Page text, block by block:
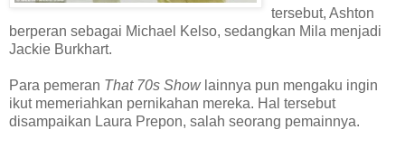
tersebut, Ashton
berperan sebagai Michael Kelso, sedangkan Mila menjadi
Jackie Burkhart.
Para pemeran That 70s Showlainnya pun mengaku ingin
ikut memeriahkan pernikahan mereka. Hal tersebut
disampaikan Laura Prepon, salah seorang pemainnya.